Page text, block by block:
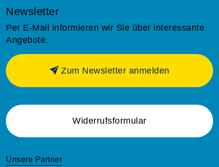
Newsletter
Per E-Mail informieren wir Sie über interessante
Angebote.
Zum Newsletter anmelden
Widerrufsformular
Unsere Partner